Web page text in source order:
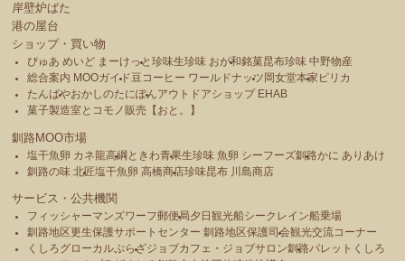
岸壁炉ばた
港の屋台
ショップ・買い物
ぴゅあ めいど まーけっと珍味生珍味 おが和銘菓昆布珍味 中野物産
総合案内 MOOガイド豆コーヒー ワールドナッツ 岡女堂本家 ピリカ
たんばやおかしのたにぽんアウトドアショップ EHAB
菓子製造室とコモノ販売【おと。】
釧路MOO市場
塩干魚卵 カネ龍高綱 ときわ青果生珍味 魚卵 シーフーズ釧路かに ありあけ
釧路の味 北匠塩干魚卵 高橋商店珍味昆布 川島商店
サービス・公共機関
フィッシャーマンズワーフ郵便局夕日観光船シークレイン船乗場
釧路地区更生保護サポートセンター 釧路地区保護司会観光交流コーナー
くしろグローカルぷらざジョブカフェ・ジョブサロン釧路パレットくしろ